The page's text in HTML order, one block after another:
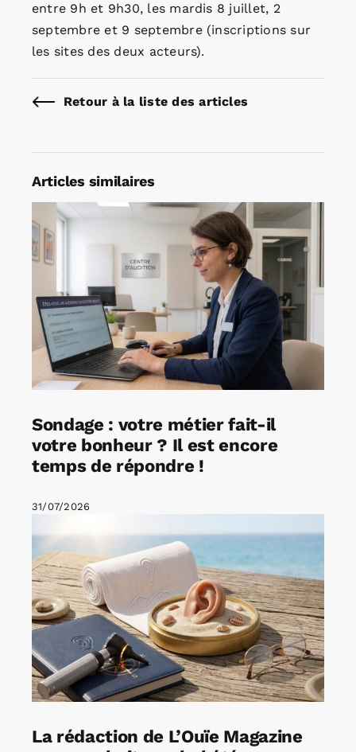
entre 9h et 9h30, les mardis 8 juillet, 2
septembre et 9 septembre (inscriptions sur
les sites des deux acteurs).
Retour à la liste des articles
Articles similaires
Sondage : votre métier fait-il
votre bonheur ? Il est encore
temps de répondre !
31/07/2026
La rédaction de L’Ouïe Magazine